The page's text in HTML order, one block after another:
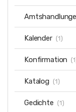
Kalender (1)
Konfirmation
Katalog (1)
Gedichte (1)